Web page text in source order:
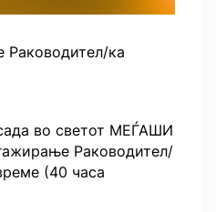
Раководител/ка
во светот МЕЃАШИ
Раководител/
(40 часа